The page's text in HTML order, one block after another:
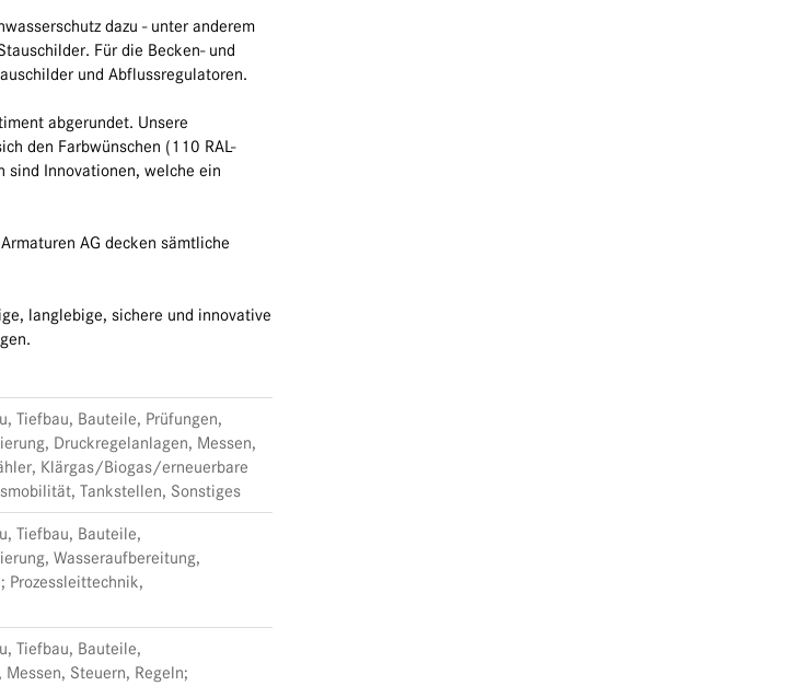
dazu - unter anderem
Für die Becken- und
und Abflussregulatoren.
abgerundet. Unsere
den Farbwünschen (110 RAL-
sind Innovationen, welche ein
AG decken sämtliche
langlebige, sichere und innovative
Tiefbau, Bauteile, Prüfungen,
Druckregelanlagen, Messen,
Klärgas/Biogas/erneuerbare
Tankstellen, Sonstiges
Tiefbau, Bauteile,
Wasseraufbereitung,
Prozessleittechnik,
Tiefbau, Bauteile,
Steuern, Regeln;